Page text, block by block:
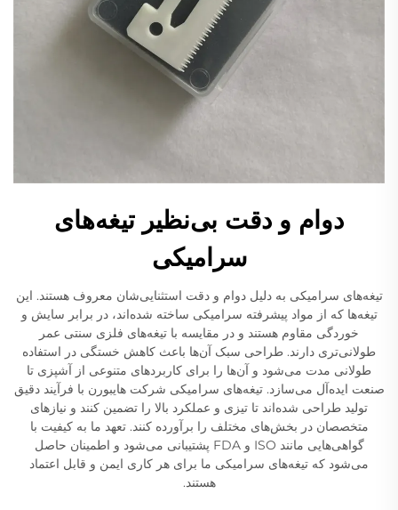
دوام و دقت بی‌نظیر تیغه‌های
سرامیکی
تیغه‌های سرامیکی به دلیل دوام و دقت استثنایی‌شان معروف هستند. این
تیغه‌ها که از مواد پیشرفته سرامیکی ساخته شده‌اند، در برابر سایش و
خوردگی مقاوم هستند و در مقایسه با تیغه‌های فلزی سنتی عمر
طولانی‌تری دارند. طراحی سبک آن‌ها باعث کاهش خستگی در استفاده
طولانی مدت می‌شود و آن‌ها را برای کاربردهای متنوعی از آشپزی تا
صنعت ایده‌آل می‌سازد. تیغه‌های سرامیکی شرکت هایبورن با فرآیند دقیق
تولید طراحی شده‌اند تا تیزی و عملکرد بالا را تضمین کنند و نیازهای
متخصصان در بخش‌های مختلف را برآورده کنند. تعهد ما به کیفیت با
گواهی‌هایی مانند ISO و FDA پشتیبانی می‌شود و اطمینان حاصل
می‌شود که تیغه‌های سرامیکی ما برای هر کاری ایمن و قابل اعتماد
هستند.